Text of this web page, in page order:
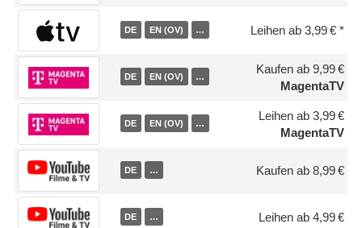
DE EN (OV) … Leihen ab 3,99 €
DE EN (OV) …
Kaufen ab 9,99 €
MagentaTV
DE EN (OV) …
Leihen ab 3,99 €
MagentaTV
DE … Kaufen ab 8,99 €
DE … Leihen ab 4,99 €